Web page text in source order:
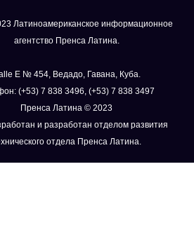
Латиноамериканское информационное
агентство Пренса Латина.
E № 454, Ведадо, Гавана, Куба.
(+53) 7 838 3496, (+53) 7 838 3497
Пренса Латина © 2023
и разработан отделом развития
отдела Пренса Латина.